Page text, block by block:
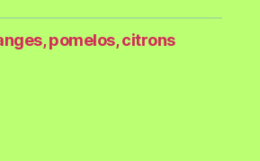
pomelos, citrons